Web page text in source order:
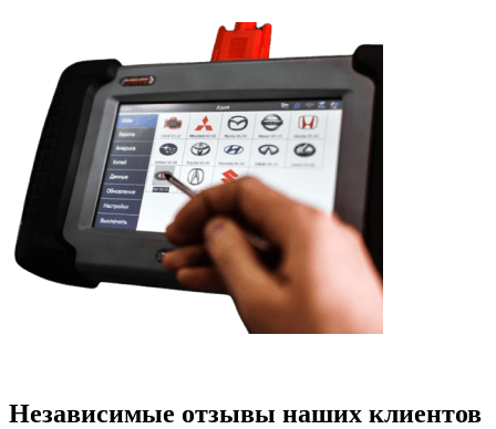
Независимые отзывы наших клиентов